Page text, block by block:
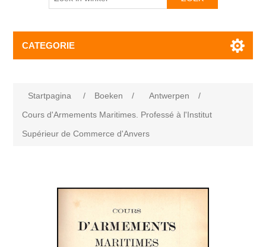
CATEGORIE
Startpagina / Boeken / Antwerpen
/
Cours d'Armements Maritimes. Professé à l'Institut
Supérieur de Commerce d'Anvers